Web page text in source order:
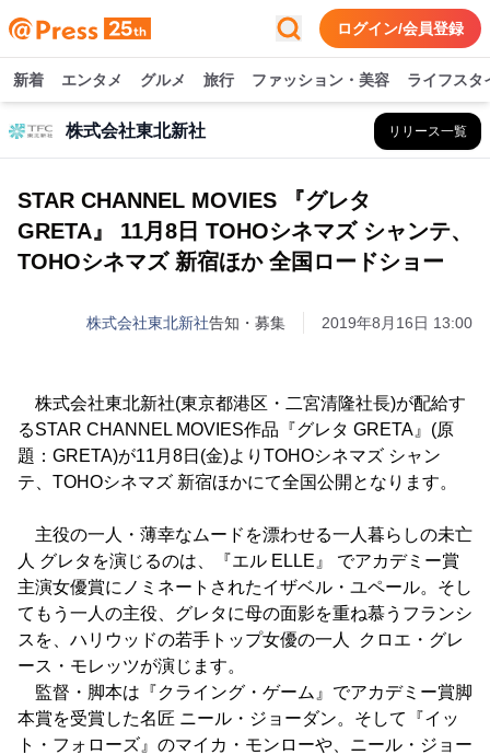
ログイン/会員登録
新着 エンタメ グルメ 旅行 ファッション・美容 ライフスタ
株式会社東北新社 リリース一覧
STAR CHANNEL MOVIES 『グレタ
GRETA』 11月8日 TOHOシネマズ シャンテ、
TOHOシネマズ 新宿ほか 全国ロードショー
株式会社東北新社告知・募集 2019年8月16日 13:00
株式会社東北新社(東京都港区・二宮清隆社長)が配給す
るSTAR CHANNEL MOVIES作品『グレタ GRETA』(原
題：GRETA)が11月8日(金)よりTOHOシネマズ シャン
テ、TOHOシネマズ 新宿ほかにて全国公開となります。
主役の一人・薄幸なムードを漂わせる一人暮らしの未亡
人 グレタを演じるのは、『エル ELLE』 でアカデミー賞
主演女優賞にノミネートされたイザベル・ユペール。そし
てもう一人の主役、グレタに母の面影を重ね慕うフランシ
スを、ハリウッドの若手トップ女優の一人 クロエ・グレ
ース・モレッツが演じます。
監督・脚本は『クライング・ゲーム』でアカデミー賞脚
本賞を受賞した名匠 ニール・ジョーダン。そして『イッ
ト・フォローズ』のマイカ・モンローや、ニール・ジョー